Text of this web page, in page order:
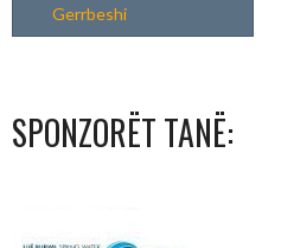
Gerrbeshi
SPONZORËT TANË: